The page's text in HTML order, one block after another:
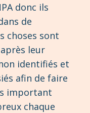
donc ils
de
choses sont
leur
identifiés et
afin de faire
important
chaque